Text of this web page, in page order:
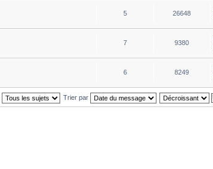
5 26648
7 9380
6 8249
Trier par